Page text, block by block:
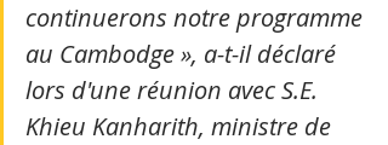
continuerons notre programme
au Cambodge », a-t-il déclaré
lors d'une réunion avec S.E.
Khieu Kanharith, ministre de